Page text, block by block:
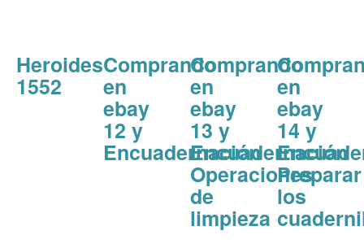
Heroides
1552
Comprando
en
ebay
12 y
Encuadernación
Comprando
en
ebay
13 y
Encuadernación
Operaciones
de
limpieza
en
ebay
14 y
Preparar
los